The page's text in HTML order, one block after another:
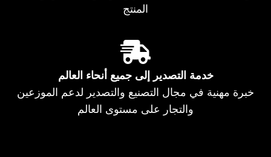
المنتج
خدمة التصدير إلى جميع أنحاء العالم
خبرة مهنية في مجال التصنيع والتصدير لدعم الموزعين
والتجار على مستوى العالم